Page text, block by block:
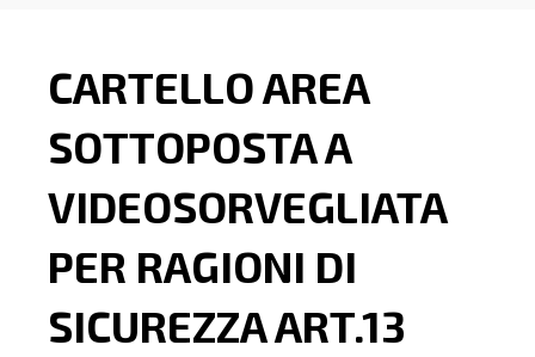
CARTELLO AREA
SOTTOPOSTA A
VIDEOSORVEGLIATA
PER RAGIONI DI
SICUREZZA ART.13